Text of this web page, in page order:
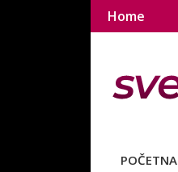
Home
POČETNA